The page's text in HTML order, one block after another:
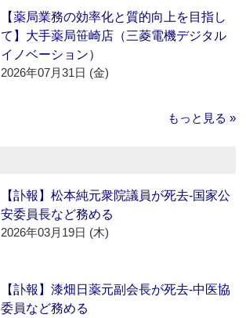
【薬局業務の効率化と質的向上を目指し
て】大手薬局笹崎店（三菱電機デジタル
イノベーション）
2026年07月31日 (金)
もっと見る »
【訃報】松本純元衆院議員が死去‐国家公
安委員長など務める
2026年03月19日 (木)
【訃報】漆畑日薬元副会長が死去‐中医協
委員など務める